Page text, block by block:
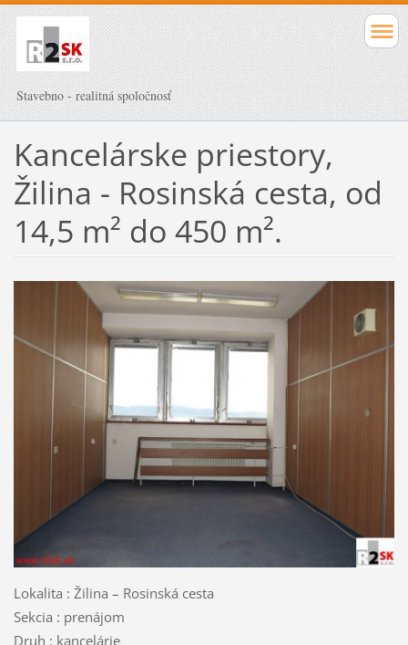
Stavebno - realitná spoločnosť
Kancelárske priestory,
Žilina - Rosinská cesta, od
14,5 m² do 450 m².
Lokalita : Žilina – Rosinská cesta
Sekcia : prenájom
Druh : kancelárie